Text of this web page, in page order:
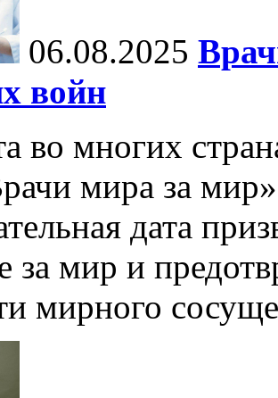
06.08.2025
войн
во многих
мира за
дата
за мир и
мирного